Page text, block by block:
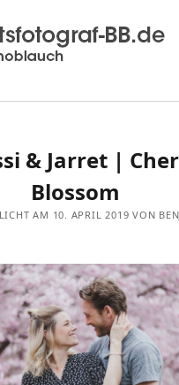
& Jarret |
Blossom
AM 10. APRIL 2019 VON